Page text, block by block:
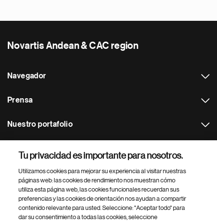
Novartis Andean & CAC region
Navegador
Prensa
Nuestro portafolio
Footer Site Search
Tu privacidad es importante para nosotros.
Utilizamos cookies para mejorar su experiencia al visitar nuestras
páginas web: las cookies de rendimiento nos muestran cómo
utiliza esta página web, las cookies funcionales recuerdan sus
preferencias y las cookies de orientación nos ayudan a compartir
contenido relevante para usted. Seleccione: "Aceptar todo" para
dar su consentimiento a todas las cookies, seleccione